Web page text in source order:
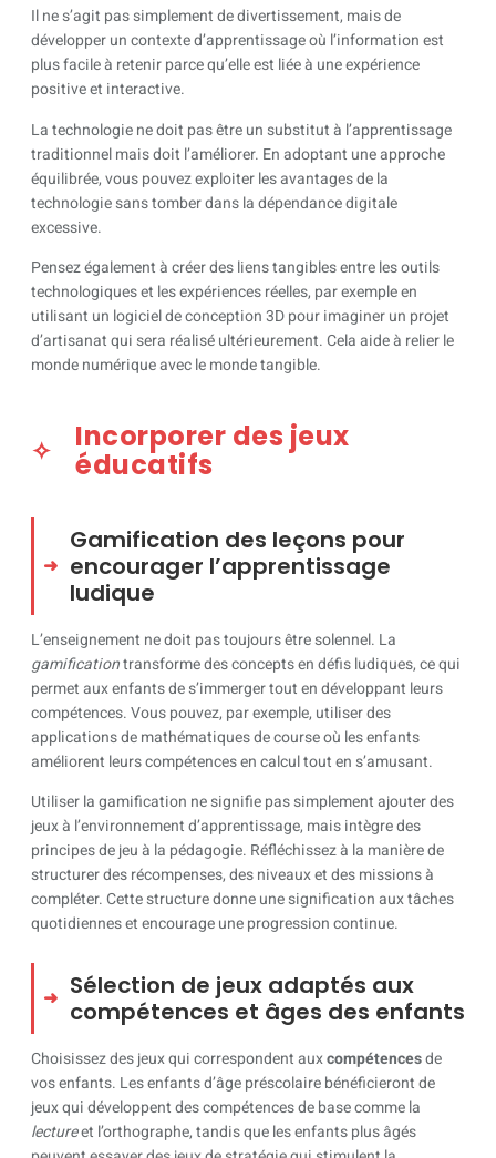
Il ne s’agit pas simplement de divertissement, mais de
développer un contexte d’apprentissage où l’information est
plus facile à retenir parce qu’elle est liée à une expérience
positive et interactive.
La technologie ne doit pas être un substitut à l’apprentissage
traditionnel mais doit l’améliorer. En adoptant une approche
équilibrée, vous pouvez exploiter les avantages de la
technologie sans tomber dans la dépendance digitale
excessive.
Pensez également à créer des liens tangibles entre les outils
technologiques et les expériences réelles, par exemple en
utilisant un logiciel de conception 3D pour imaginer un projet
d’artisanat qui sera réalisé ultérieurement. Cela aide à relier le
monde numérique avec le monde tangible.
Incorporer des jeux
éducatifs
Gamification des leçons pour
encourager l’apprentissage
ludique
L’enseignement ne doit pas toujours être solennel. La
gamificationtransforme des concepts en défis ludiques, ce qui
permet aux enfants de s’immerger tout en développant leurs
compétences. Vous pouvez, par exemple, utiliser des
applications de mathématiques de course où les enfants
améliorent leurs compétences en calcul tout en s’amusant.
Utiliser la gamification ne signifie pas simplement ajouter des
jeux à l’environnement d’apprentissage, mais intègre des
principes de jeu à la pédagogie. Réfléchissez à la manière de
structurer des récompenses, des niveaux et des missions à
compléter. Cette structure donne une signification aux tâches
quotidiennes et encourage une progression continue.
Sélection de jeux adaptés aux
compétences et âges des enfants
Choisissez des jeux qui correspondent auxcompétencesde
vos enfants. Les enfants d’âge préscolaire bénéficieront de
jeux qui développent des compétences de base comme la
lectureet l’orthographe, tandis que les enfants plus âgés